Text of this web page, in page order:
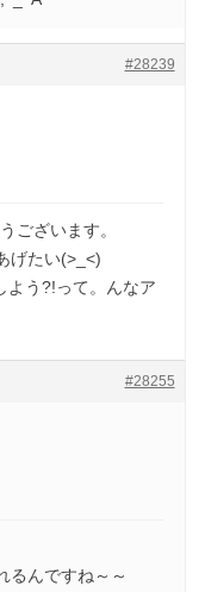
#28239
ございます。
げたい(>_<)
よう?!って。んなア
#28255
るんですね～～